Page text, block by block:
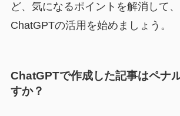
ど、気になるポイントを解消して
ChatGPTの活用を始めましょう。
ChatGPTで作成した記事はペナ
すか？